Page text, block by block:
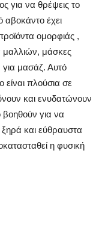
για να θρέψεις το
έχει
ομορφιάς ,
μαλλιών, μάσκες
μασάζ. Αυτό
είναι πλούσια σε
και ενυδατώνουν
για να
και εύθραυστα
η φυσική